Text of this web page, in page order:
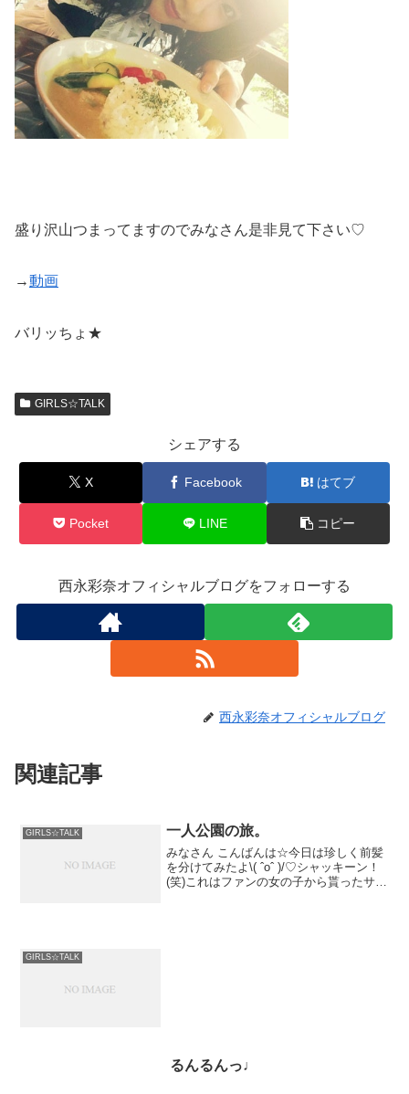
盛り沢山つまってますのでみなさん是非見て下さい♡
→動画
バリッちょ★
GIRLS☆TALK
シェアする
X Facebook はてブ
Pocket LINE コピー
西永彩奈オフィシャルブログをフォローする
西永彩奈オフィシャルブログ
関連記事
GIRLS☆TALK 一人公園の旅。
みなさん こんばんは☆今日は珍しく前髪
を分けてみたよ\( ˆoˆ )/♡シャッキーン！
(笑)これはファンの女の子から貰ったサン
GIRLS☆TALK
るんるんっ♩